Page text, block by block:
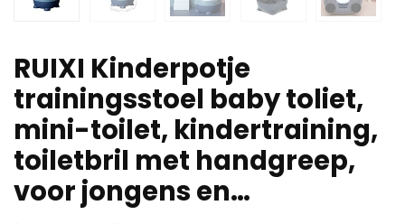
RUIXI Kinderpotje
trainingsstoel baby toliet,
mini-toilet, kindertraining,
toiletbril met handgreep,
voor jongens en…